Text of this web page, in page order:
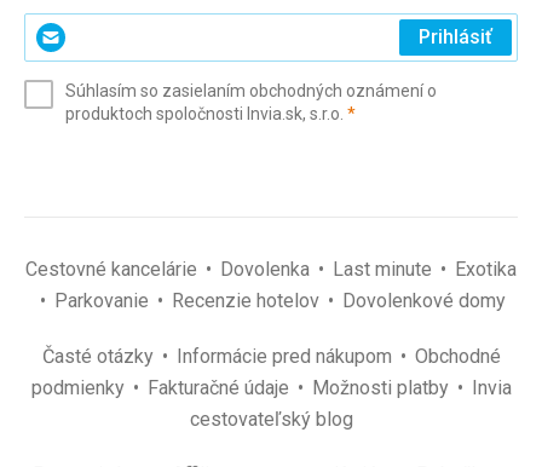
Zadajte
svoj
(povinné)
Prihlásiť
Súhlasím so zasielaním obchodných oznámení o
produktoch spoločnosti Invia.sk, s.r.o. *(povinné)
Cestovné kancelárie Dovolenka Last minute
Exotika
Parkovanie
Recenzie hotelov Dovolenkové domy
Časté otázky Informácie pred nákupom
Obchodné
podmienky
Fakturačné údaje Možnosti platby
Invia
cestovateľský blog